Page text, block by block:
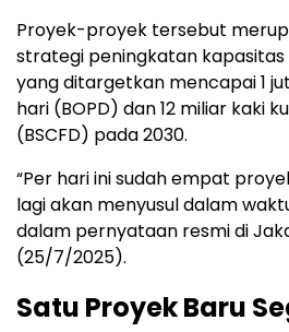
Proyek-proyek tersebut
strategi peningkatan kapasitas
yang ditargetkan mencapai 1
hari (BOPD) dan 12 miliar kaki
(BSCFD) pada 2030.
“Per hari ini sudah empat
lagi akan menyusul dalam
dalam pernyataan resmi di
(25/7/2025).
Satu Proyek Baru